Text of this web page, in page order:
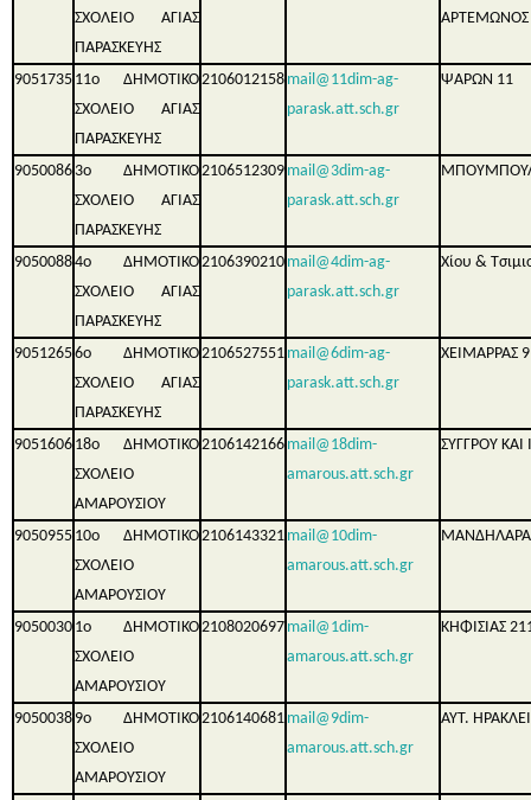
ΣΧΟΛΕΙΟ ΑΓΙΑΣ
ΠΑΡΑΣΚΕΥΗΣ
ΑΡΤΕΜΩΝΟΣ
9051735 11ο ΔΗΜΟΤΙΚΟ
ΣΧΟΛΕΙΟ ΑΓΙΑΣ
ΠΑΡΑΣΚΕΥΗΣ
2106012158 mail@11dim-ag-
parask.att.sch.gr
ΨΑΡΩΝ 11
9050086 3ο ΔΗΜΟΤΙΚΟ
ΣΧΟΛΕΙΟ ΑΓΙΑΣ
ΠΑΡΑΣΚΕΥΗΣ
2106512309 mail@3dim-ag-
parask.att.sch.gr
90500884ο ΔΗΜΟΤΙΚΟ
ΣΧΟΛΕΙΟ ΑΓΙΑΣ
ΠΑΡΑΣΚΕΥΗΣ
2106390210 mail@4dim-ag-
parask.att.sch.gr
Χίου &
90512656ο ΔΗΜΟΤΙΚΟ
ΣΧΟΛΕΙΟ ΑΓΙΑΣ
ΠΑΡΑΣΚΕΥΗΣ
2106527551 mail@6dim-ag-
parask.att.sch.gr
ΧΕΙΜΑΡΡΑΣ 9
9051606 18ο ΔΗΜΟΤΙΚΟ
ΣΧΟΛΕΙΟ
ΑΜΑΡΟΥΣΙΟΥ
2106142166 mail@18dim-
amarous.att.sch.gr
ΣΥΓΓΡΟΥ ΚΑΙ
9050955 10ο ΔΗΜΟΤΙΚΟ
ΣΧΟΛΕΙΟ
ΑΜΑΡΟΥΣΙΟΥ
2106143321 mail@10dim-
amarous.att.sch.gr
9050030 1ο ΔΗΜΟΤΙΚΟ
ΣΧΟΛΕΙΟ
ΑΜΑΡΟΥΣΙΟΥ
2108020697 mail@1dim-
amarous.att.sch.gr
ΚΗΦΙΣΙΑΣ
9050038 9ο ΔΗΜΟΤΙΚΟ
ΣΧΟΛΕΙΟ
ΑΜΑΡΟΥΣΙΟΥ
2106140681 mail@9dim-
amarous.att.sch.gr
ΑΥΤ.